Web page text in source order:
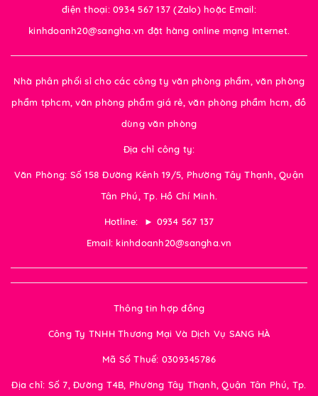
điện thoại: 0934 567 137 (Zalo) hoặc Email:
kinhdoanh20@sangha.vn đặt hàng online mạng Internet.
Nhà phân phối sỉ cho các công ty văn phòng phẩm, văn phòng
phẩm tphcm, văn phòng phẩm giá rẻ, văn phòng phẩm hcm, đồ
dùng văn phòng
Địa chỉ công ty:
Văn Phòng: Số 158 Đường Kênh 19/5, Phường Tây Thạnh, Quận
Tân Phú, Tp. Hồ Chí Minh.
Hotline: ► 0934 567 137
Email: kinhdoanh20@sangha.vn
Thông tin hợp đồng
Công Ty TNHH Thương Mại Và Dịch Vụ SANG HÀ
Mã Số Thuế: 0309345786
Địa chỉ: Số 7, Đường T4B, Phường Tây Thạnh, Quận Tân Phú, Tp.